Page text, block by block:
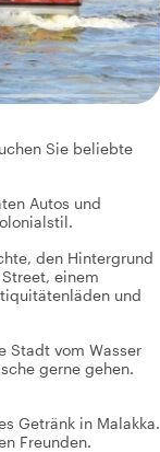
Sie beliebte
Autos und
den Hintergrund
einem
und
Stadt vom Wasser
gerne gehen.
Getränk in Malakka.
Freunden.